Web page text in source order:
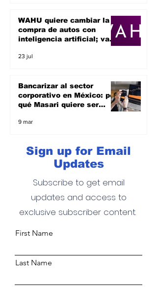
WAHU quiere cambiar la
compra de autos con
inteligencia artificial; va
unicornio
23 jul
Bancarizar al sector
corporativo en México: por
qué Masari quiere ser
empresas
9 mar
Sign up for Email
Updates
Subscribe to get email
updates and access to
exclusive subscriber content.
First Name
Last Name